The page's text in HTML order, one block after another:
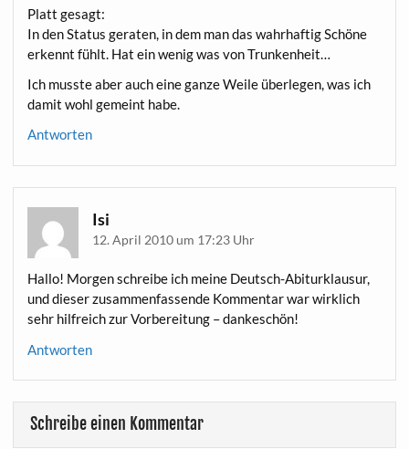
Platt gesagt:
In den Sta­tus gera­ten, in dem man das wahr­haf­tig Schö­ne
erkennt fühlt. Hat ein wenig was von Trunkenheit…
Ich muss­te aber auch eine gan­ze Wei­le über­le­gen, was ich
damit wohl gemeint habe.
Antworten
Isi
12. April 2010 um 17:23 Uhr
Hal­lo! Mor­gen schrei­be ich mei­ne Deutsch-Abitur­klau­sur,
und die­ser zusam­men­fas­sen­de Kom­men­tar war wirk­lich
sehr hilf­reich zur Vor­be­rei­tung – dankeschön!
Antworten
Schreibe einen Kommentar